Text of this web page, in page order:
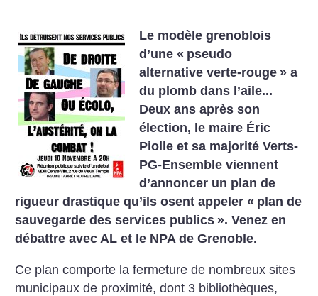
Le modèle grenoblois
d’une « pseudo
alternative verte-rouge » a
du plomb dans l’aile...
Deux ans après son
élection, le maire Éric
Piolle et sa majorité Verts-
PG-Ensemble viennent
d’annoncer un plan de
rigueur drastique qu’ils osent appeler « plan de
sauvegarde des services publics ». Venez en
débattre avec AL et le NPA de Grenoble.
Ce plan comporte la fermeture de nombreux sites
municipaux de proximité, dont 3 bibliothèques,